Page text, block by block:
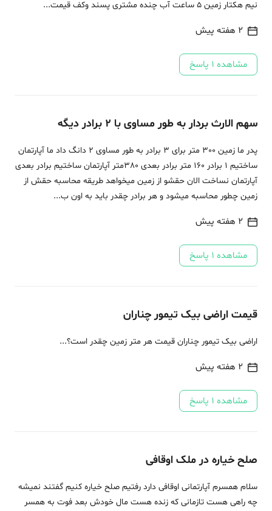
نیم هکتار زمین 5 ساعت آب چنده مشتری پسند و‌کف قیمت...
2 هفته پیش
مشاهده 1 پاسخ
سهم الارث بردار به طور مساوی با 2 برادر دیگه
پدر ما زمین 300 متر برای 3 برادر به طور مساوی 2 دانگ داد ما آپارتمان
ساختیم 1 برادر 160 متر برادر بعدی 380متر آپارتمان ساختیم برادر بعدی
آپارتمان نساخت الان حقشو از زمین میخواهد طریقه محاسبه حقش از
زمین چطور محاسبه میشود و هر برادر چقدر باید به اون ب...
2 هفته پیش
مشاهده 1 پاسخ
قیمت اراضی بیک تیمور چناران
اراضی بیک تیمور چناران قیمت هر متر زمین چقدر است؟...
2 هفته پیش
مشاهده 1 پاسخ
صلح خیاره در ملک اوقافی
سلام همسرم آپارتمانی اوقافی دارد رفتیم صلح خیاره کنیم گفتند نمیشه
چه راهی هست تازمانی که زنده هست مال خودش بعد فوت به همسر